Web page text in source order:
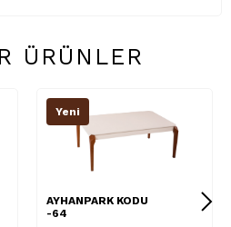
ÜRÜNLER
Yeni
AYHANPARK KODU
-64